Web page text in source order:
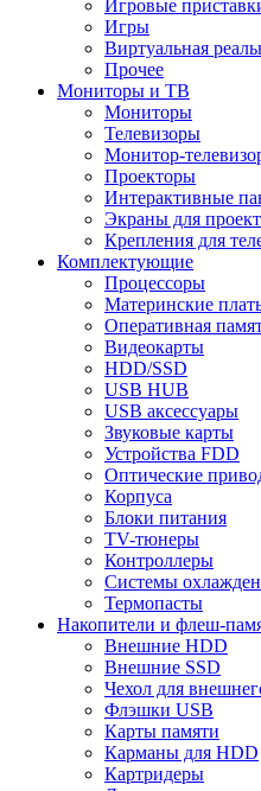
Игровые
Игры
Виртуальная
Прочее
Мониторы и ТВ
Мониторы
Телевизоры
Монитор-
Проекторы
Интерактивные
Экраны для
Крепления для
Комплектующие
Процессоры
Материнские
Оперативная
Видеокарты
HDD/SSD
USB HUB
USB аксессуары
Звуковые карты
Устройства FDD
Оптические
Корпуса
Блоки питания
TV-тюнеры
Контроллеры
Системы
Термопасты
Накопители и флеш-
Внешние HDD
Внешние SSD
Чехол для
Флэшки USB
Карты памяти
Карманы для HDD
Картридеры